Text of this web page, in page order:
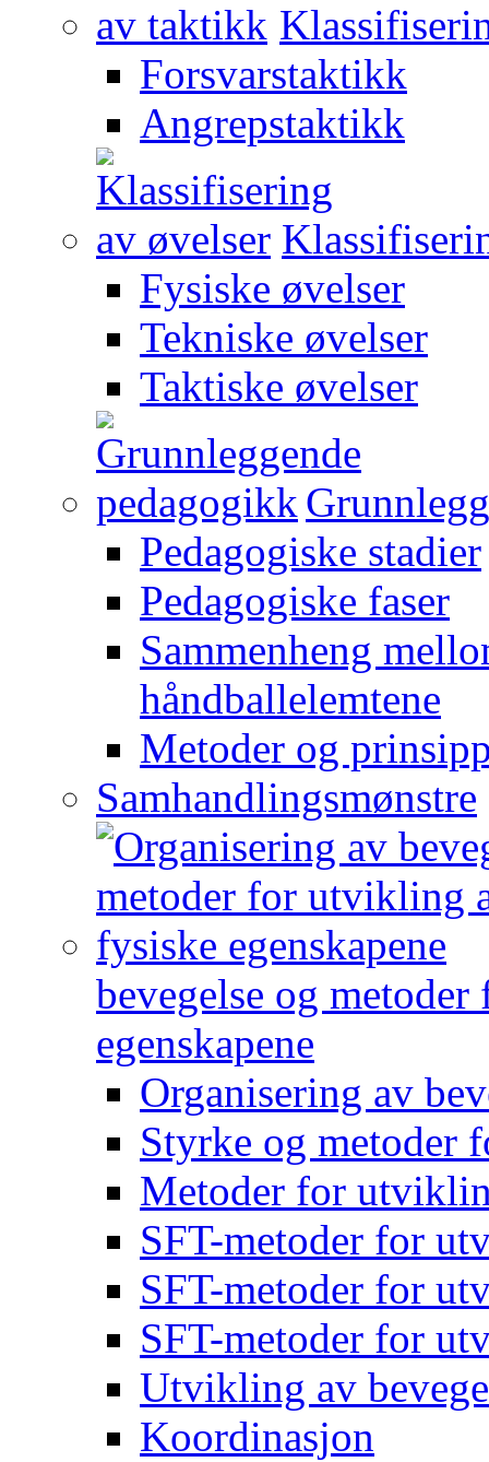
Forsvarstaktikk
Angrepstaktikk
Fysiske øvelser
Tekniske øvelser
Taktiske øvelser
Pedagogiske stadier
Pedagogiske faser
Sammenheng
håndballelemtene
Metoder og
Samhandlingsmønstre
bevegelse og
egenskapene
Organisering av
Styrke og metoder
Metoder for
SFT-metoder for
SFT-metoder for
SFT-metoder for
Utvikling av
Koordinasjon